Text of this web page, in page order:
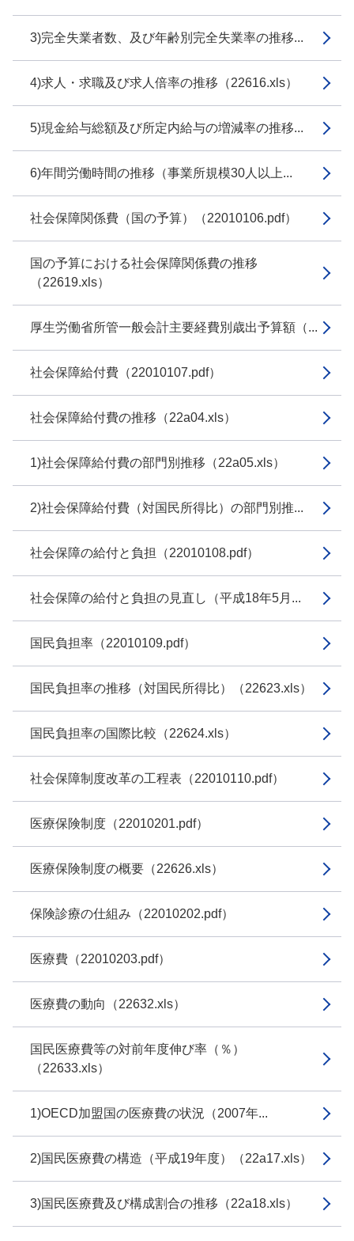
3)完全失業者数、及び年齢別完全失業率の推移...
4)求人・求職及び求人倍率の推移（22616.xls）
5)現金給与総額及び所定内給与の増減率の推移...
6)年間労働時間の推移（事業所規模30人以上...
社会保障関係費（国の予算）（22010106.pdf）
国の予算における社会保障関係費の推移
（22619.xls）
厚生労働省所管一般会計主要経費別歳出予算額（...
社会保障給付費（22010107.pdf）
社会保障給付費の推移（22a04.xls）
1)社会保障給付費の部門別推移（22a05.xls）
2)社会保障給付費（対国民所得比）の部門別推...
社会保障の給付と負担（22010108.pdf）
社会保障の給付と負担の見直し（平成18年5月...
国民負担率（22010109.pdf）
国民負担率の推移（対国民所得比）（22623.xls）
国民負担率の国際比較（22624.xls）
社会保障制度改革の工程表（22010110.pdf）
医療保険制度（22010201.pdf）
医療保険制度の概要（22626.xls）
保険診療の仕組み（22010202.pdf）
医療費（22010203.pdf）
医療費の動向（22632.xls）
国民医療費等の対前年度伸び率（％）
（22633.xls）
1)OECD加盟国の医療費の状況（2007年...
2)国民医療費の構造（平成19年度）（22a17.xls）
3)国民医療費及び構成割合の推移（22a18.xls）